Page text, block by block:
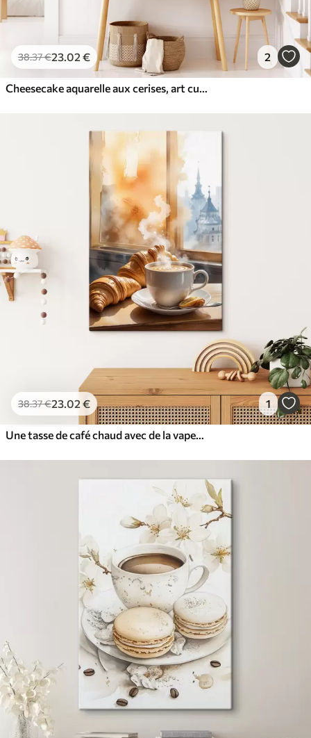
38.37€23.02 € 2
Cheesecake aquarelle aux cerises, art culinaire élégant, couleurs rouge et violet
38.37€23.02 € 1
Une tasse de café chaud avec de la vapeur qui monte, posée sur une table à côté d'un croissant, avec vue sur un bâtiment historique